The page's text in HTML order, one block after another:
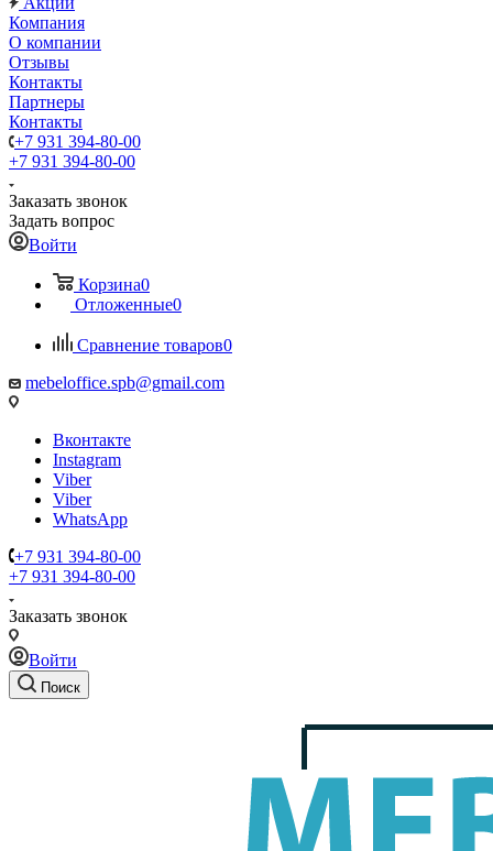
Компания
О компании
Отзывы
Контакты
Партнеры
Контакты
+7 931 394-80-00
+7 931 394-80-00
Заказать звонок
Задать вопрос
Войти
Корзина0
Отложенные0
Сравнение товаров0
mebeloffice.spb@gmail.com
Вконтакте
Instagram
Viber
Viber
WhatsApp
+7 931 394-80-00
+7 931 394-80-00
Заказать звонок
Войти
Поиск